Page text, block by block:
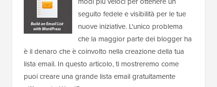
seguito fedele e visibilità per le tue
nuove iniziative. L'unico problema
che la maggior parte dei blogger ha
è il denaro che è coinvolto nella creazione della tua
lista email. In questo articolo, ti mostreremo come
puoi creare una grande lista email gratuitamente